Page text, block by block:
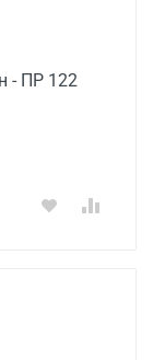
- ПР 122